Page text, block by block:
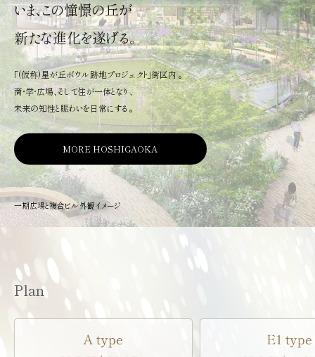
いま、この憧憬の丘が
新たな進化を遂げる。
「(仮称)星が丘ボウル跡地プロジェクト」街区内 。
商・学・広場、そして住が一体となり 、
未来の知性と賑わいを日常にする 。
MORE HOSHIGAOKA
一期広場と複合ビル外観イメージ
Plan